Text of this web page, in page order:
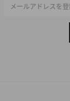
メールアドレスを